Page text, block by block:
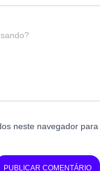
neste navegador